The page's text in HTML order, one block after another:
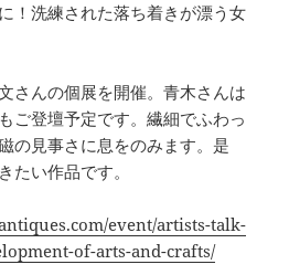
！洗練された落ち着きが漂う女
さんの個展を開催。青木さんは
ご登壇予定です。繊細でふわっ
の見事さに息をのみます。是
たい作品です。
event/artists-talk-
of-arts-and-crafts/